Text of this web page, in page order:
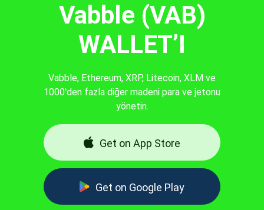
Vabble (VAB)
WALLET’I
Vabble, Ethereum, XRP, Litecoin, XLM ve
1000'den fazla diğer madeni para ve jetonu
yönetin.
Get on App Store
Get on Google Play